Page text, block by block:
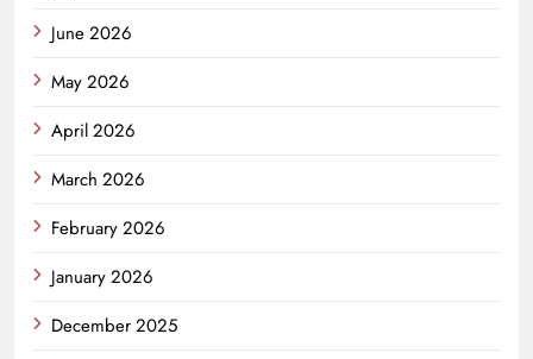
June 2026
May 2026
April 2026
March 2026
February 2026
January 2026
December 2025